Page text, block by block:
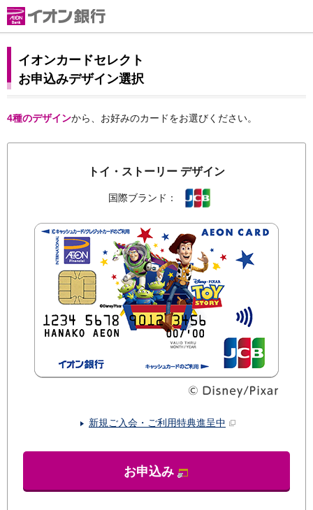
イオンカードセレクト
お申込みデザイン選択
4種のデザインから、お好みのカードをお選びください。
トイ・ストーリー デザイン
国際ブランド：
新規ご入会・ご利用特典進呈中
お申込み